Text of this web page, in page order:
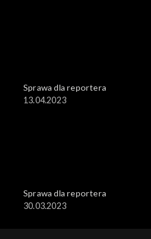
Sprawa dla reportera
13.04.2023
Sprawa dla reportera
30.03.2023